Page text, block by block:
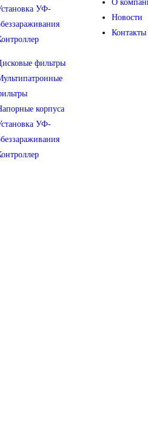
УФ-
фильтры
корпуса
УФ-
О
Новости
Контакты